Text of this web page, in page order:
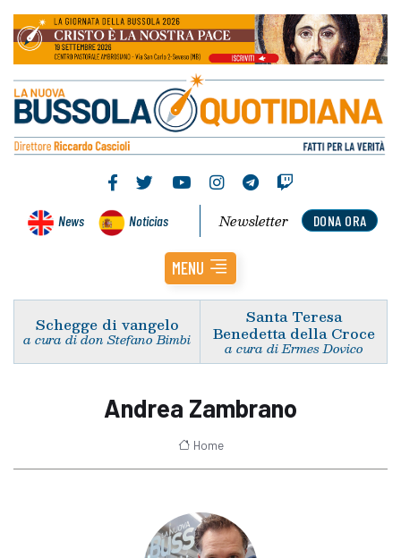
News Noticias DONA ORA
Newsletter
MENU
Schegge di vangelo
a cura di don Stefano Bimbi
Santa Teresa
Benedetta della Croce
a cura di Ermes Dovico
Andrea Zambrano
Home